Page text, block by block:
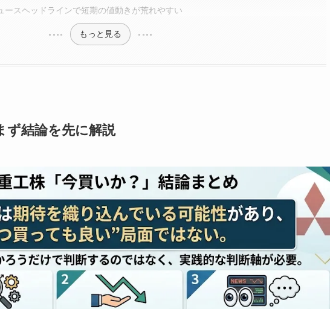
スヘッドラインで短期の値動きが荒れやすい
もっと見る
ず結論を先に解説